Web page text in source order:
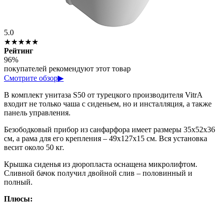
5.0
★★★★★
Рейтинг
96%
покупателей рекомендуют этот товар
Смотрите обзор▶
В комплект унитаза S50 от турецкого производителя VitrA
входит не только чаша с сиденьем, но и инсталляция, а также
панель управления.
Безободковый прибор из санфарфора имеет размеры 35x52х36
см, а рама для его крепления – 49х127х15 см. Вся установка
весит около 50 кг.
Крышка сиденья из дюропласта оснащена микролифтом.
Сливной бачок получил двойной слив – половинный и
полный.
Плюсы: